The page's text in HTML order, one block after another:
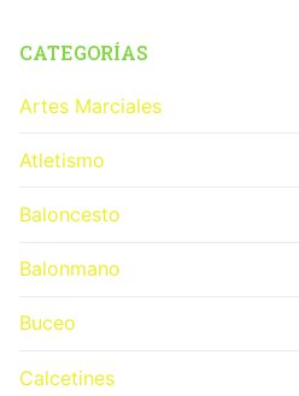
CATEGORÍAS
Artes Marciales
Atletismo
Baloncesto
Balonmano
Buceo
Calcetines